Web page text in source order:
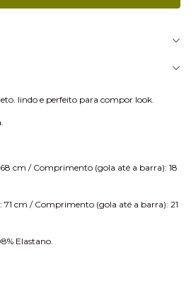
lindo e perfeito para compor look.
cm / Comprimento (gola até a barra): 18
71 cm / Comprimento (gola até a barra): 21
Elastano.